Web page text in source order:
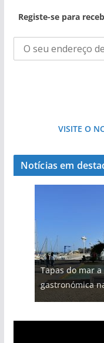
Registe-se para
VISITE O
Notícias em
Tapas do mar
gastronómica